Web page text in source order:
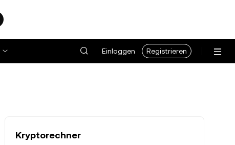
Einloggen Registrieren
Kryptorechner